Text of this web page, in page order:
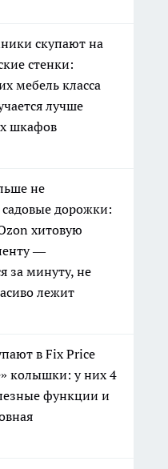
скупают на
стенки:
мебель класса
лучше
шкафов
не
дорожки:
хитовую
—
за минуту, не
лежит
в Fix Price
колышки: у них 4
функции и